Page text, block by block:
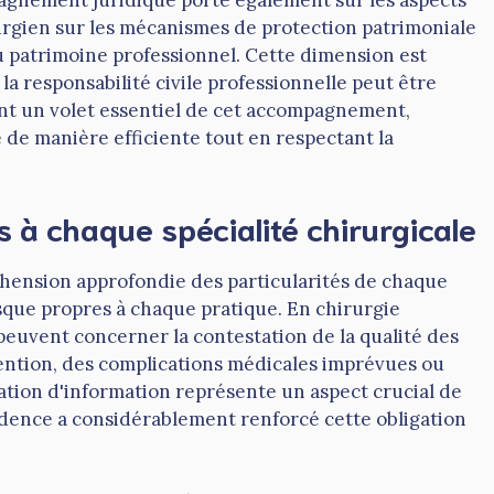
sur les mécanismes de protection patrimoniale
professionnel. Cette dimension est
responsabilité civile professionnelle peut être
un volet essentiel de cet accompagnement,
manière efficiente tout en respectant la
à chaque spécialité chirurgicale
approfondie des particularités de chaque
propres à chaque pratique. En chirurgie
concerner la contestation de la qualité des
des complications médicales imprévues ou
d'information représente un aspect crucial de
a considérablement renforcé cette obligation